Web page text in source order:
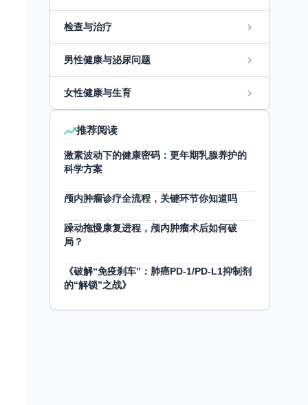
检查与治疗
男性健康与泌尿问题
女性健康与生育
推荐阅读
激素波动下的健康密码：更年期乳腺养护的
科学方案
颅内肿瘤诊疗全流程，关键环节你知道吗
躁动拖慢康复进程，颅内肿瘤术后如何破
局？
《破解“免疫刹车”：肺癌PD-1/PD-L1抑制剂
的“解锁”之战》